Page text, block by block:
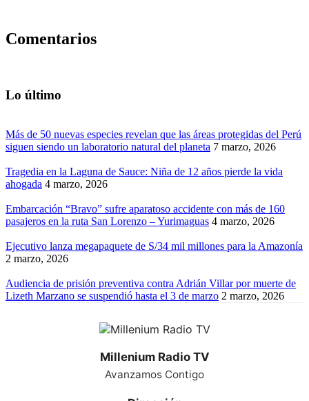
Comentarios
Lo último
Más de 50 nuevas especies revelan que las áreas protegidas del Perú
siguen siendo un laboratorio natural del planeta 7 marzo, 2026
Tragedia en la Laguna de Sauce: Niña de 12 años pierde la vida
ahogada 4 marzo, 2026
Embarcación “Bravo” sufre aparatoso accidente con más de 160
pasajeros en la ruta San Lorenzo – Yurimaguas 4 marzo, 2026
Ejecutivo lanza megapaquete de S/34 mil millones para la Amazonía
2 marzo, 2026
Audiencia de prisión preventiva contra Adrián Villar por muerte de
Lizeth Marzano se suspendió hasta el 3 de marzo 2 marzo, 2026
Millenium Radio TV
Avanzamos Contigo